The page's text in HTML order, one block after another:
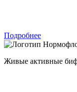
Подробнее
Живые активные